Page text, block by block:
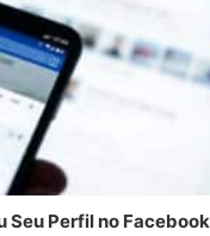
Seu Perfil no Facebook